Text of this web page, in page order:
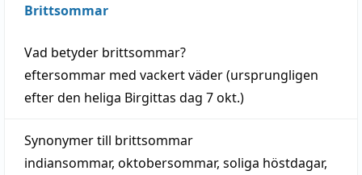
Brittsommar
Vad betyder brittsommar?
eftersommar med vackertväder(ursprungligen
efter den heliga Birgittas dag 7 okt.)
Synonymer till brittsommar
indiansommar, oktobersommar, soliga höstdagar,